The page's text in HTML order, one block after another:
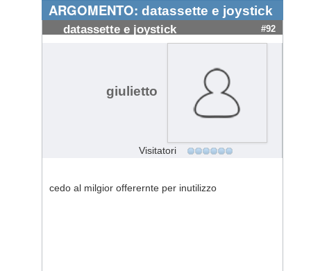
ARGOMENTO: datassette e joystick
datassette e joystick #92
giulietto
Visitatori
cedo al milgior offerernte per inutilizzo